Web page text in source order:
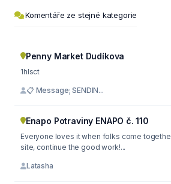
Komentáře ze stejné kategorie
Penny Market Dudíkova
1hlsct
📋 Message; SENDIN...
Enapo Potraviny ENAPO č. 110
Everyone loves it when folks come together and
site, continue the good work!...
Latasha